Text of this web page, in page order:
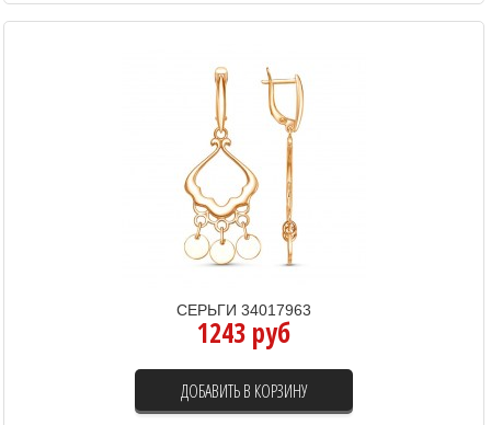
СЕРЬГИ 34017963
1243 руб
ДОБАВИТЬ В КОРЗИНУ